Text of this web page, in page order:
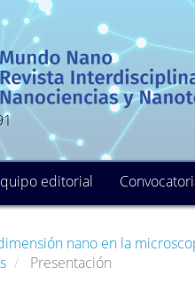
editorial
nano en la
Presentación